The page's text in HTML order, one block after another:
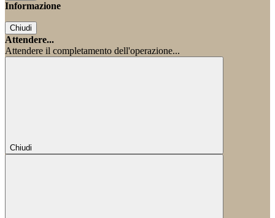
Informazione
Chiudi
Attendere...
Attendere il completamento dell'operazione...
Chiudi